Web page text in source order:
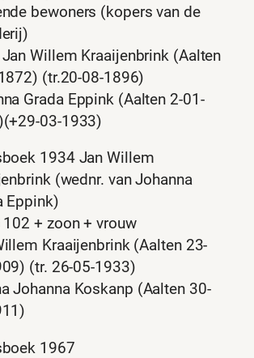
bewoners (kopers van de
Willem Kraaijenbrink (Aalten
(tr.20-08-1896)
Grada Eppink (Aalten 2-01-
03-1933)
1934 Jan Willem
(wednr. van Johanna
Eppink)
102 + zoon + vrouw
Kraaijenbrink (Aalten 23-
(tr. 26-05-1933)
Johanna Koskanp (Aalten 30-
1967